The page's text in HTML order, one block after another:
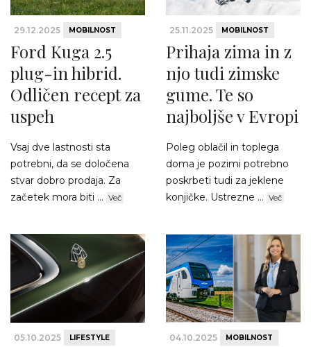
29.12.2025 MOBILNOST
Ford Kuga 2.5
plug-in hibrid.
Odličen recept za
uspeh
Vsaj dve lastnosti sta
potrebni, da se določena
stvar dobro prodaja. Za
začetek mora biti ... Več
25.11.2025 MOBILNOST
Prihaja zima in z
njo tudi zimske
gume. Te so
najboljše v Evropi
Poleg oblačil in toplega
doma je pozimi potrebno
poskrbeti tudi za jeklene
konjičke. Ustrezne ... Več
05.10.2025 LIFESTYLE 04.10.2025 MOBILNOST